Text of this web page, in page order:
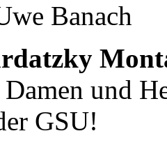
Banach
Damen und
GSU!